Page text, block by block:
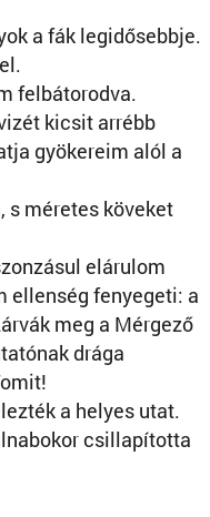
a fák legidősebbje.
felbátorodva.
kicsit arrébb
gyökereim alól a
s méretes köveket
elárulom
ellenség fenyegeti: a
meg a Mérgező
drága
a helyes utat.
csillapította